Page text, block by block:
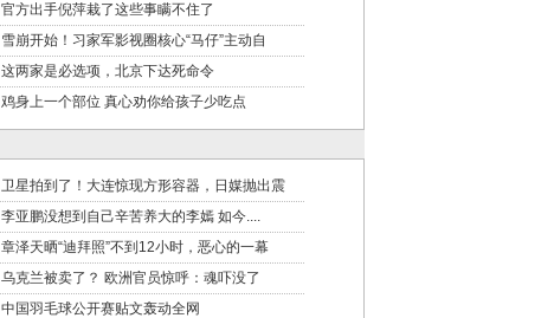
官方出手倪萍栽了这些事瞒不住了
雪崩开始！习家军影视圈核心“马仔”主动自
这两家是必选项，北京下达死命令
鸡身上一个部位 真心劝你给孩子少吃点
卫星拍到了！大连惊现方形容器，日媒抛出震
李亚鹏没想到自己辛苦养大的李嫣 如今....
章泽天晒“迪拜照”不到12小时，恶心的一幕
乌克兰被卖了？ 欧洲官员惊呼：魂吓没了
中国羽毛球公开赛贴文轰动全网